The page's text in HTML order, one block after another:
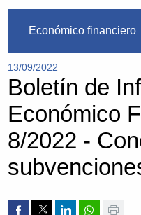
Económico financiero
13/09/2022
Boletín de
Económico
8/2022 -
Compartir por Facebook
Compartir por
Compartir por